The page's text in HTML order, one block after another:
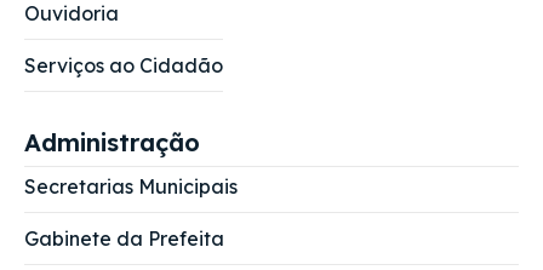
Ouvidoria
Serviços ao Cidadão
Administração
Secretarias Municipais
Gabinete da Prefeita